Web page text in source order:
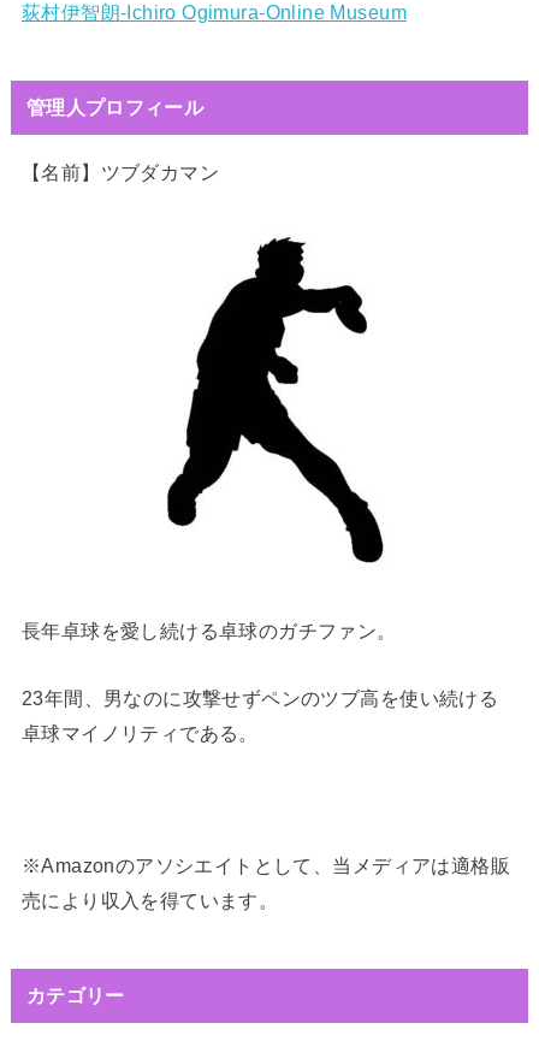
荻村伊智朗-Ichiro Ogimura-Online Museum
管理人プロフィール
【名前】ツブダカマン
長年卓球を愛し続ける卓球のガチファン。
23年間、男なのに攻撃せずペンのツブ高を使い続ける
卓球マイノリティである。
※Amazonのアソシエイトとして、当メディアは適格販
売により収入を得ています。
カテゴリー